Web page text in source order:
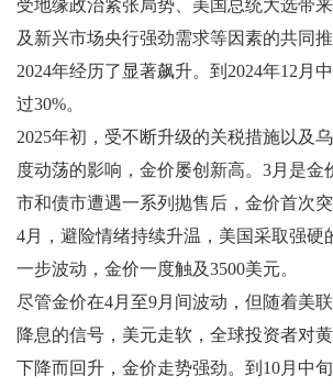
受地缘政治紧张局势、美国总统大选带
及新兴市场央行强劲需求等因素的共同
2024年经历了显著飙升。到2024年12月
过30%。
2025年初，受不断升级的关税措施以及
度动荡的影响，金价屡创新高。3月是金
市和债市遭遇一系列抛售后，金价首次突
4月，避险情绪持续升温，美国采取强硬
一步波动，金价一度触及3500美元。
尽管金价在4月至9月间波动，但随着美
降息的信号，美元走软，全球投资者对
下降而回升，金价走势强劲。到10月中